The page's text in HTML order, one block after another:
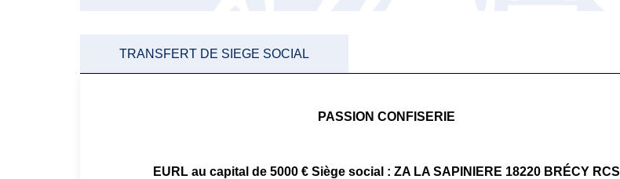
TRANSFERT DE SIEGE SOCIAL
PASSION CONFISERIE
EURL au capital de 5000 € Siège social : ZA LA SAPINIERE 18220 BRÉCY RCS